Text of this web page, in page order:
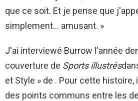
que ce soit. Et je pense que
simplement… amusant. »
J'ai interviewé Burrow l'année
couverture de Sports illustrés
et Style » de . Pour cette histoire,
des points communs entre les